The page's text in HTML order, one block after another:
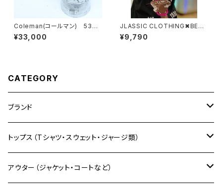
Coleman(コールマン) 530
A46 付属品：ケース ヴィン
テージ バーナー
¥33,000
JLASSIC CLOTHING✖︎BETT
Y BOOP S/S DJTEE
¥9,790
CATEGORY
ブランド
自社限定販売
モンチッチシリーズ
ALLG（アラグ）
トップス（Tシャツ・スウェット・ジャージ類）
Tシャツ
アウター（ジャケット・コートなど）